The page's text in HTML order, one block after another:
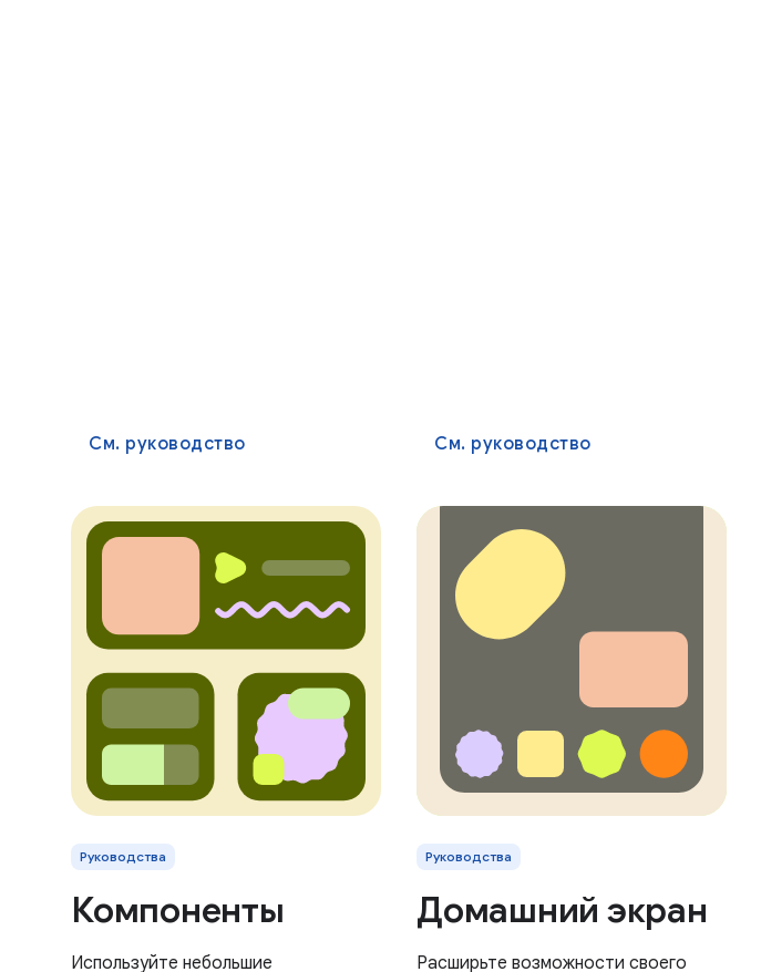
См. руководство См. руководство
Руководства
Компоненты
Используйте небольшие
Руководства
Домашний экран
Расширьте возможности своего